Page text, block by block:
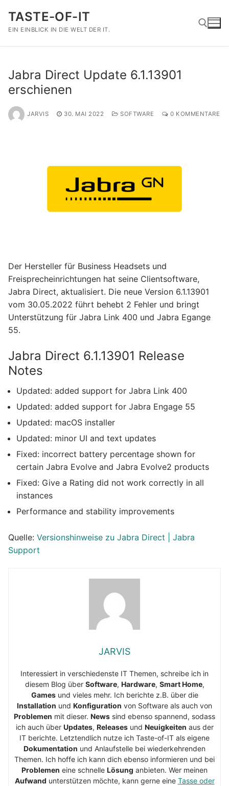
Inhalt
springen
TASTE-OF-IT
EIN EINBLICK IN DIE WELT DER IT.
Jabra Direct Update 6.1.13901
erschienen
JARVIS 30. MAI 2022 SOFTWARE 0 KOMMENTARE
Der Hersteller für Business Headsets und
Freisprecheinrichtungen hat seine Clientsoftware,
Jabra Direct, aktualisiert. Die neue Version 6.1.13901
vom 30.05.2022 führt behebt 2 Fehler und bringt
Unterstützung für Jabra Link 400 und Jabra Egange
55.
Jabra Direct 6.1.13901 Release
Notes
Updated: added support for Jabra Link 400
Updated: added support for Jabra Engage 55
Updated: macOS installer
Updated: minor UI and text updates
Fixed: incorrect battery percentage shown for
certain Jabra Evolve and Jabra Evolve2 products
Fixed: Give a Rating did not work correctly in all
instances
Performance and stability improvements
Quelle: Versionshinweise zu Jabra Direct | Jabra
Support
JARVIS
Interessiert in verschiedenste IT Themen, schreibe ich in
diesem Blog über Software, Hardware, Smart Home,
Gamesund vieles mehr. Ich berichte z.B. über die
Installation und Konfiguration von Software als auch von
Problemen mit dieser. News sind ebenso spannend, sodass
ich auch über Updates, Releasesund Neuigkeiten aus der
IT berichte. Letztendlich nutze ich Taste-of-IT als eigene
Dokumentation und Anlaufstelle bei wiederkehrenden
Themen. Ich hoffe ich kann dich ebenso informieren und bei
Problemen eine schnelle Lösung anbieten. Wer meinen
Aufwand unterstützen möchte, kann gerne eine Tasse oder